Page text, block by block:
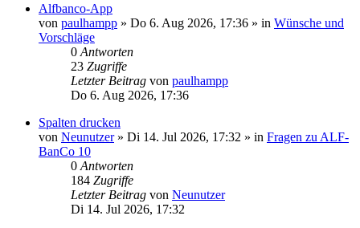
Alfbanco-App
von paulhampp » Do 6. Aug 2026, 17:36 » in Wünsche und
Vorschläge
0 Antworten
23 Zugriffe
Letzter Beitrag von paulhampp
Do 6. Aug 2026, 17:36
Spalten drucken
von Neunutzer» Di 14. Jul 2026, 17:32 » in Fragen zu ALF-
BanCo 10
0 Antworten
184 Zugriffe
Letzter Beitrag von Neunutzer
Di 14. Jul 2026, 17:32